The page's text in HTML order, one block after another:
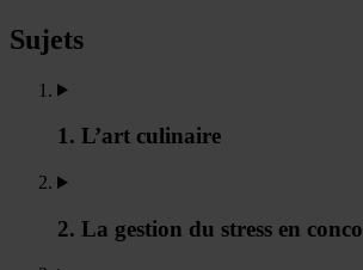
Sujets
1. L’art culinaire
2. La gestion du stress en